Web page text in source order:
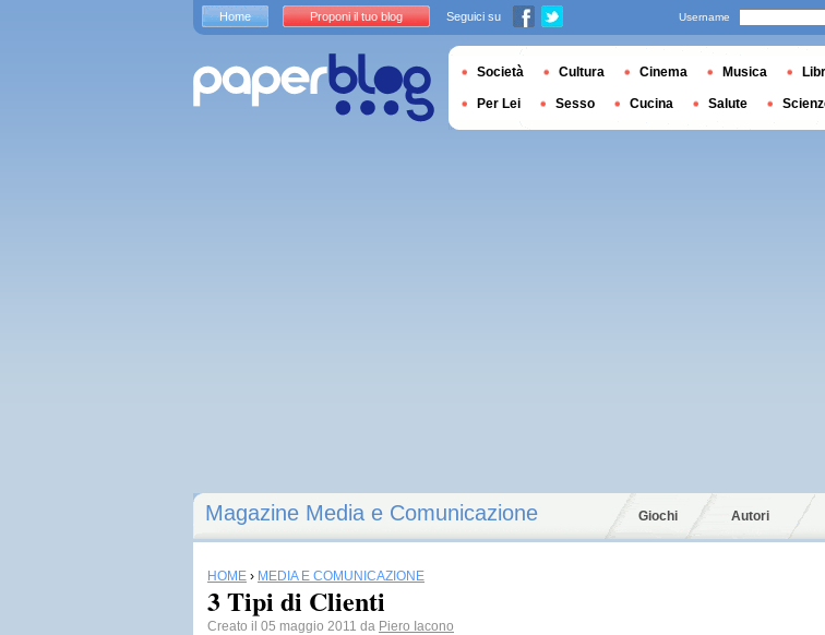
Magazine Media e Comunicazione Giochi Autori
HOME › MEDIA E COMUNICAZIONE
3 Tipi di Clienti
Creato il 05 maggio 2011 da Piero Iacono
Home Proponi il tuo blog Seguici su Username
Società Cultura Cinema Musica
Per Lei Sesso Cucina Salute